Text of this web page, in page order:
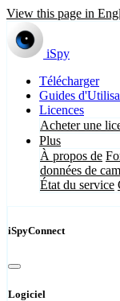
View this page in
iSpy
Télécharger
Guides
Licences
Acheter une
Plus
À propos de
données de
État du service
iSpyConnect
Logiciel